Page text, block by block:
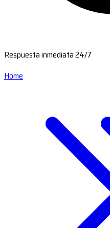
Respuesta inmediata 24/7
Home